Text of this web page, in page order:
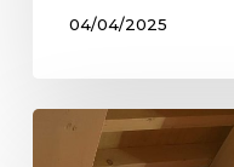
04/04/2025